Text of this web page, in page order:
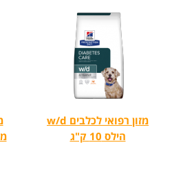
מזון רפואי לכלבים w/d
הילס 10 ק"ג